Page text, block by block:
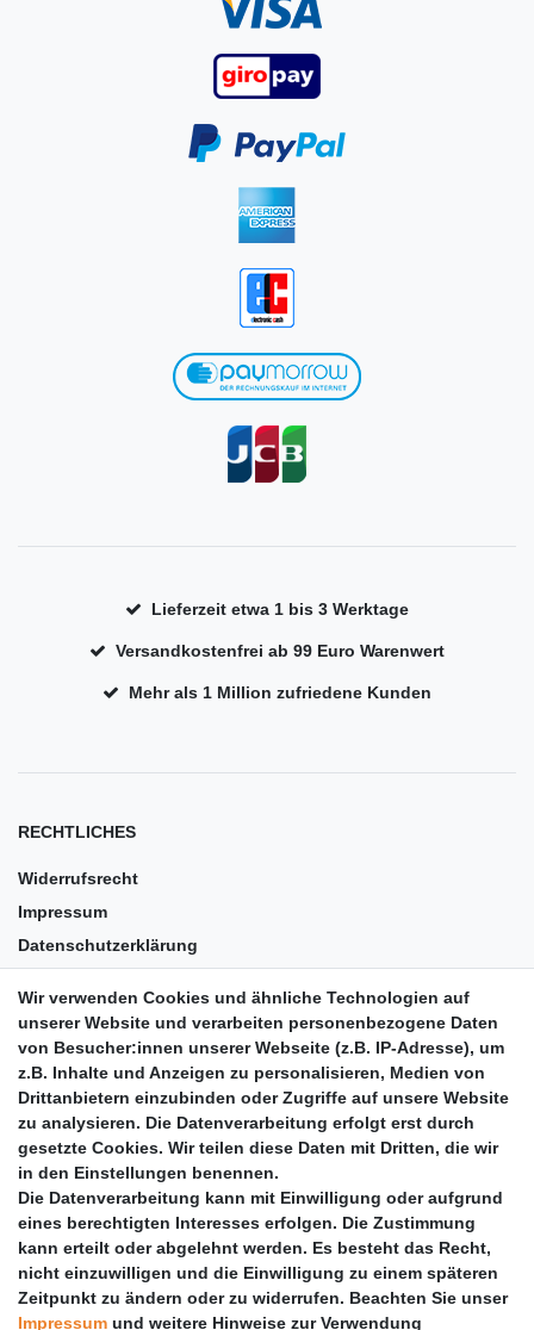
Lieferzeit etwa 1 bis 3 Werktage
Versandkostenfrei ab 99 Euro Warenwert
Mehr als 1 Million zufriedene Kunden
RECHTLICHES
Widerrufsrecht
Impressum
Datenschutzerklärung
Barrierefreiheit
Anleitungen
Vertrag widerrufen
PARTNER
DHL
GLS
PaketPLUS
Wir verwenden Cookies und ähnliche Technologien auf
unserer Website und verarbeiten personenbezogene Daten
von Besucher:innen unserer Webseite (z.B. IP-Adresse), um
z.B. Inhalte und Anzeigen zu personalisieren, Medien von
Drittanbietern einzubinden oder Zugriffe auf unsere Website
zu analysieren. Die Datenverarbeitung erfolgt erst durch
gesetzte Cookies. Wir teilen diese Daten mit Dritten, die wir
in den Einstellungen benennen.
Die Datenverarbeitung kann mit Einwilligung oder aufgrund
eines berechtigten Interesses erfolgen. Die Zustimmung
kann erteilt oder abgelehnt werden. Es besteht das Recht,
nicht einzuwilligen und die Einwilligung zu einem späteren
Zeitpunkt zu ändern oder zu widerrufen. Beachten Sie unser
Impressum und weitere Hinweise zur Verwendung